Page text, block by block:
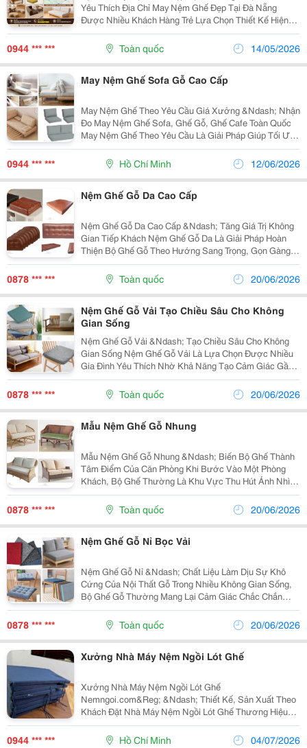
Yêu Thích Địa Chỉ May Nệm Ghế Đẹp Tại Đà Nẵng
Được Nhiều Khách Hàng Trẻ Lựa Chọn Thiết Kế Hiện
Đại &Ndash; Đúng Xu Hướng Khi Tìm Địa Chỉ May Nệm
Ghế Tại Đà Nẵng, Nhiều Khách Hàng Ưu Tiên...
0944 *** *** Toàn quốc 14/05/2026
May Nệm Ghế Sofa Gỗ Cao Cấp
May Nệm Ghế Theo Yêu Cầu Giá Xưởng &Ndash; Nhận
Đo May Nệm Ghế Sofa, Ghế Gỗ, Ghế Cafe Toàn Quốc
May Nệm Ghế Theo Yêu Cầu Là Giải Pháp Giúp Tối Ưu
Kích Thước, Màu Sắc Và Kiểu Dáng Phù Hợp Với Từng
Mẫu Ghế Thực Tế. Tại Xưởng Sản Xuất, Chúng Tôi
Nhận...
0944 *** *** Hồ Chí Minh 12/06/2026
Nệm Ghế Gỗ Da Cao Cấp
Nệm Ghế Gỗ Da Cao Cấp &Ndash; Tăng Giá Trị Không
Gian Tiếp Khách Nệm Ghế Gỗ Da Là Giải Pháp Hoàn
Thiện Bộ Ghế Gỗ Theo Hướng Sang Trọng, Gọn Gàng
Và Đồng Bộ Hơn. Bề Mặt Da Mang Lại Cảm Giác Sạch
Sẽ, Dễ Vệ Sinh Và Giúp Khu Vực Tiếp Khách Luôn
0878 *** *** Toàn quốc 20/06/2026
Nệm Ghế Gỗ Vải Tạo Chiều Sâu Cho Không
Gian Sống
Nệm Ghế Gỗ Vải &Ndash; Tạo Chiều Sâu Cho Không
Gian Sống Nệm Ghế Gỗ Vải Là Lựa Chọn Được Nhiều
Gia Đình Yêu Thích Nhờ Khả Năng Tạo Cảm Giác Gần
Gũi Và Hài Hòa Với Nội Thất. Không Chỉ Góp Phần
Hoàn Thiện Bộ Ghế Gỗ Phòng Khách, Sản Phẩm Còn
Giúp Không...
0878 *** *** Toàn quốc 20/06/2026
Mẫu Nệm Ghế Gỗ Nhung
Mẫu Nệm Ghế Gỗ Nhung &Ndash; Biến Bộ Ghế Thành
Tâm Điểm Của Căn Phòng Khi Bước Vào Một Phòng
Khách, Bộ Ghế Thường Là Khu Vực Thu Hút Ánh Nhìn
Đầu Tiên. Một Mẫu Nệm Ghế Gỗ Nhung Phù Hợp Không
Chỉ Làm Tăng Sự Thoải Mái Mà Còn Giúp Toàn Bộ
Không Gian...
0878 *** *** Toàn quốc 20/06/2026
Nệm Ghế Gỗ Nỉ Bọc Vải
Nệm Ghế Gỗ Nỉ &Ndash; Chất Liệu Làm Dịu Sự Khô
Cứng Của Nội Thất Gỗ Trong Nhiều Không Gian Sống,
Bộ Ghế Gỗ Thường Mang Lại Cảm Giác Chắc Chắn
Nhưng Đôi Khi Tạo Nên Sự Tách Biệt Về Cảm Xúc.
Nệm Ghế Gỗ Nỉ Xuất Hiện Như Một Lớp Chuyển Tiếp
Giúp Không...
0878 *** *** Toàn quốc 20/06/2026
Xưởng Nhà Máy Nệm Ngồi Lót Ghế
Xưởng Nhà Máy Nệm Ngồi Lót Ghế
Nemngoi.com&Reg; &Ndash; Thiết Kế, Sản Xuất Theo
Khách Đặt Nhà Máy Nệm Ngồi Lót Ghế Thương Hiệu
Nemngoi.com Chuyên Thiết Kế, Sản Xuất Và Thiết Kế
Theo Kích Thước Yêu Cầu Các Dòng Nệm Ghế Gỗ,
0944 *** *** Hồ Chí Minh 04/07/2026